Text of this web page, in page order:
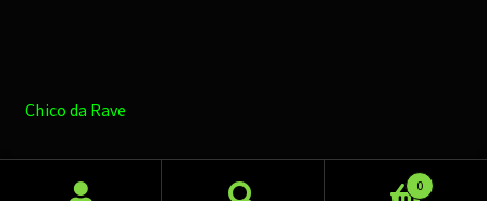
Chico da Rave
0